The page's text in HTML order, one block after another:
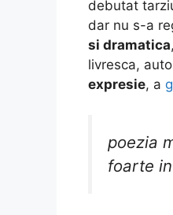
debutat
dar nu s-a
si dramatica
livresca,
expresie, a
poezia
foarte